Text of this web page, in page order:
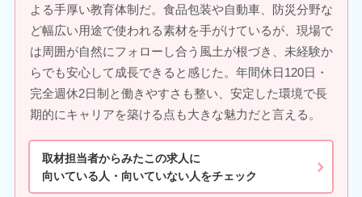
よる手厚い教育体制だ。食品包装や自動車、防災分野な
ど幅広い用途で使われる素材を手がけているが、現場で
は周囲が自然にフォローし合う風土が根づき、未経験か
らでも安心して成長できると感じた。年間休日120日・
完全週休2日制と働きやすさも整い、安定した環境で長
期的にキャリアを築ける点も大きな魅力だと言える。
取材担当者からみたこの求人に
向いている人・向いていない人をチェック